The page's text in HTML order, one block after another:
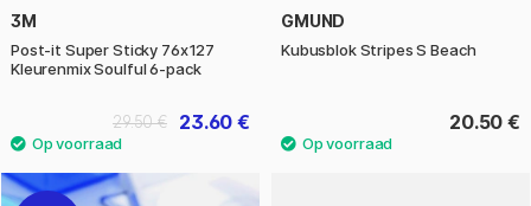
3M
Post-it Super Sticky 76x127
Kleurenmix Soulful 6-pack
23.60 €
29.50 €
GMUND
Kubusblok Stripes S Beach
20.50 €